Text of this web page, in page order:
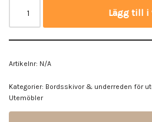
Lägg till i
Artikelnr: N/A
Kategorier: Bordsskivor & underreden för
Utemöbler